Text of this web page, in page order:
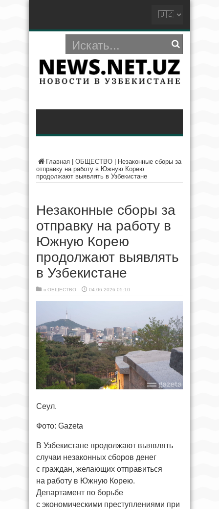
Главная ОБЩЕСТВО
Незаконные сборы за
отправку на работу в Южную Корею
продолжают выявлять в Узбекистане
Незаконные сборы за
отправку на работу в
Южную Корею
продолжают выявлять
в Узбекистане
в ОБЩЕСТВО 04.06.2026 05:10
Сеул.
Фото: Gazeta
В Узбекистане продолжают выявлять
случаи незаконных сборов денег
с граждан, желающих отправиться
на работу в Южную Корею.
Департамент по борьбе
с экономическими преступлениями при